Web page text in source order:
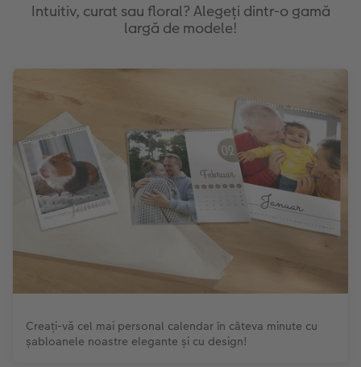
Intuitiv, curat sau floral? Alegeți dintr-o gamă
largă de modele!
Creați-vă cel mai personal calendar în câteva minute cu
șabloanele noastre elegante și cu design!